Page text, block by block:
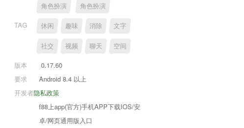
角色扮演 角色扮演
TAG 休闲 趣味 消除 文字
社交 视频 聊天 空间
版本
0.17.60
要求
Android 8.4 以上
隐私政策
开发者
f88上app(官方)手机APP下载IOS/安
卓/网页通用版入口